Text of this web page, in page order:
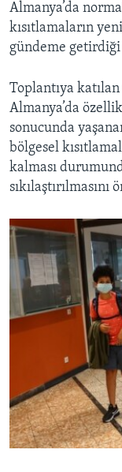
Almanya’da
kısıtlamaların
gündeme
Toplantıya
Almanya’da
sonucunda
bölgesel
kalması